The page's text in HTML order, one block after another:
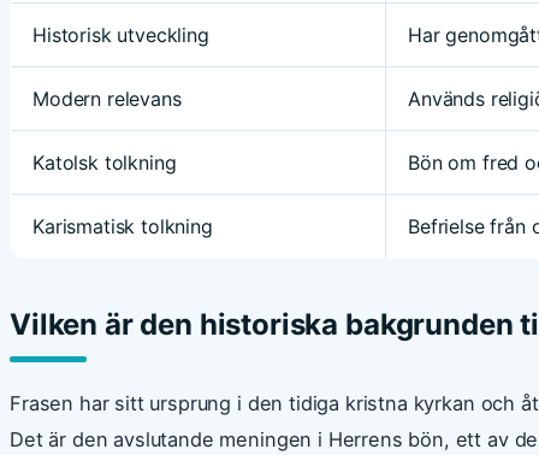
Historisk utveckling Har
Modern relevans Används
Katolsk tolkning Bön om fred
Karismatisk tolkning Befrielse från
Vilken är den historiska bakgrunden
Frasen har sitt ursprung i den tidiga kristna kyrkan och
Det är den avslutande meningen i Herrens bön, ett av